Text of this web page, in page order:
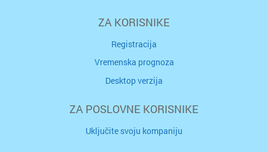
ZA KORISNIKE
Registracija
Vremenska prognoza
Desktop verzija
ZA POSLOVNE KORISNIKE
Uključite svoju kompaniju